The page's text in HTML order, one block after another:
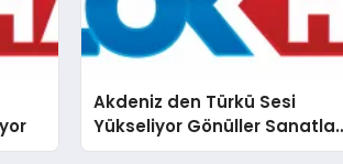
Akdeniz den Türkü Sesi
Yükseliyor Gönüller Sanatla
Birleşiyor